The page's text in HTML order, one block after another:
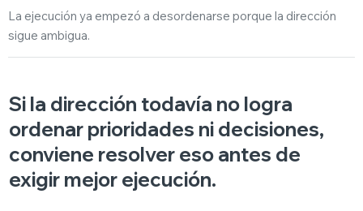
La ejecución ya empezó a desordenarse porque la dirección
sigue ambigua.
Si la dirección todavía no logra
ordenar prioridades ni decisiones,
conviene resolver eso antes de
exigir mejor ejecución.